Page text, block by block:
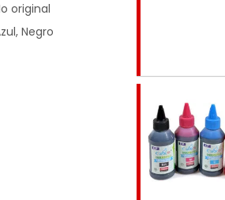
original
Negro